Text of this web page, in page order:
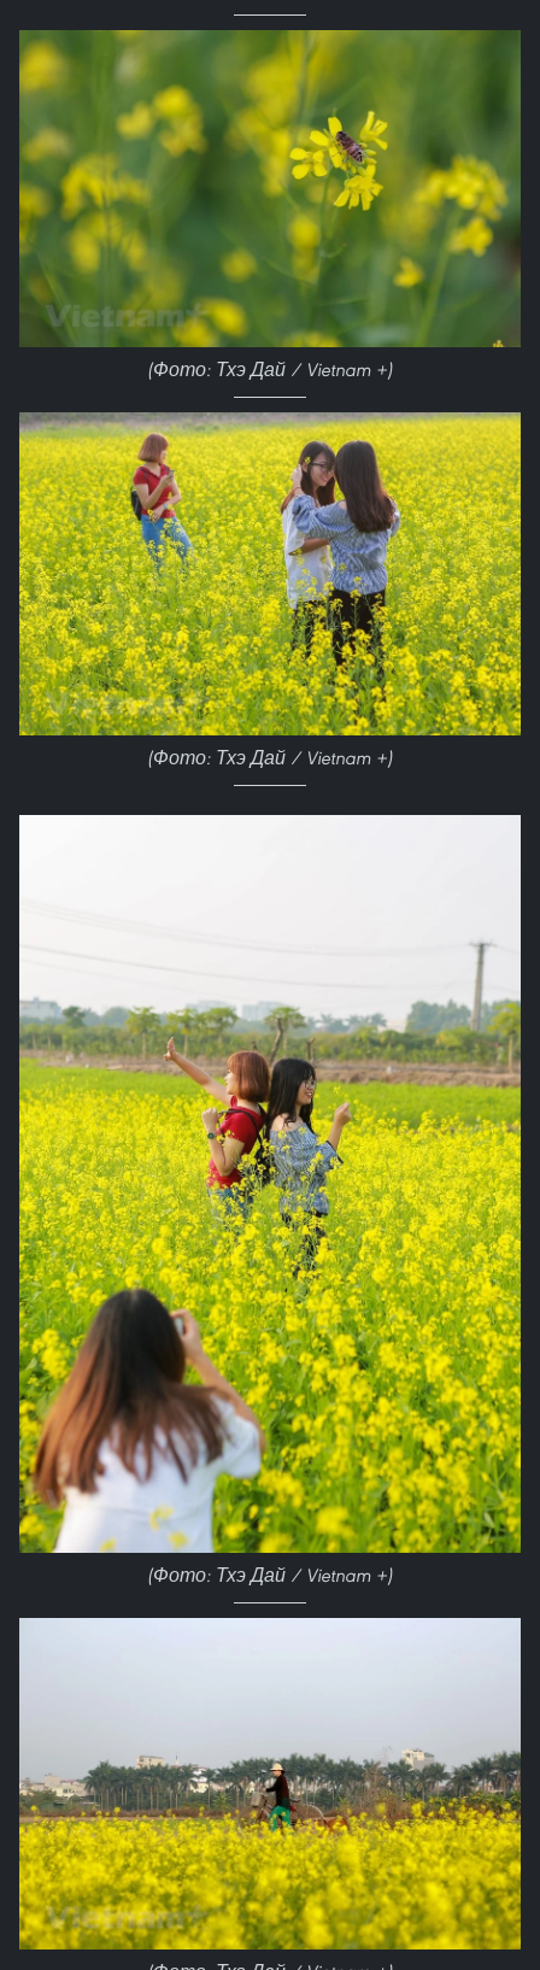
(Фото: Тхэ Дай / Vietnam +)
(Фото: Тхэ Дай / Vietnam +)
(Фото: Тхэ Дай / Vietnam +)